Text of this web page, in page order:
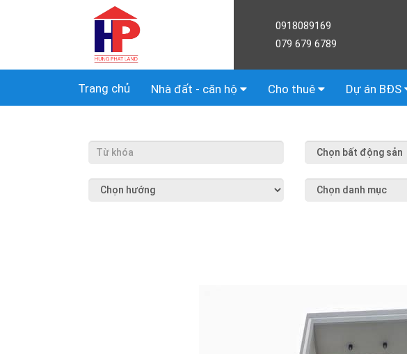
0918089169
079 679 6789
Trang chủ Nhà đất - căn hộ Cho thuê Dự án BĐS